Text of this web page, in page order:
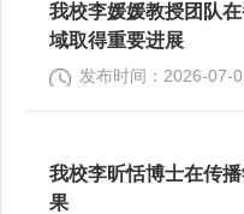
我校李媛媛教授团队
域取得重要进展
发布时间：2026-07-
我校李昕恬博士在传
果